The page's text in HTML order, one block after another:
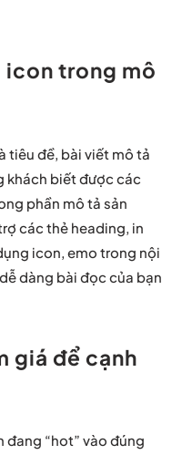
icon trong mô
tiêu đề, bài viết mô tả
khách biết được các
phần mô tả sản
các thẻ heading, in
icon, emo trong nội
dàng bài đọc của bạn
giá để cạnh
đang “hot” vào đúng